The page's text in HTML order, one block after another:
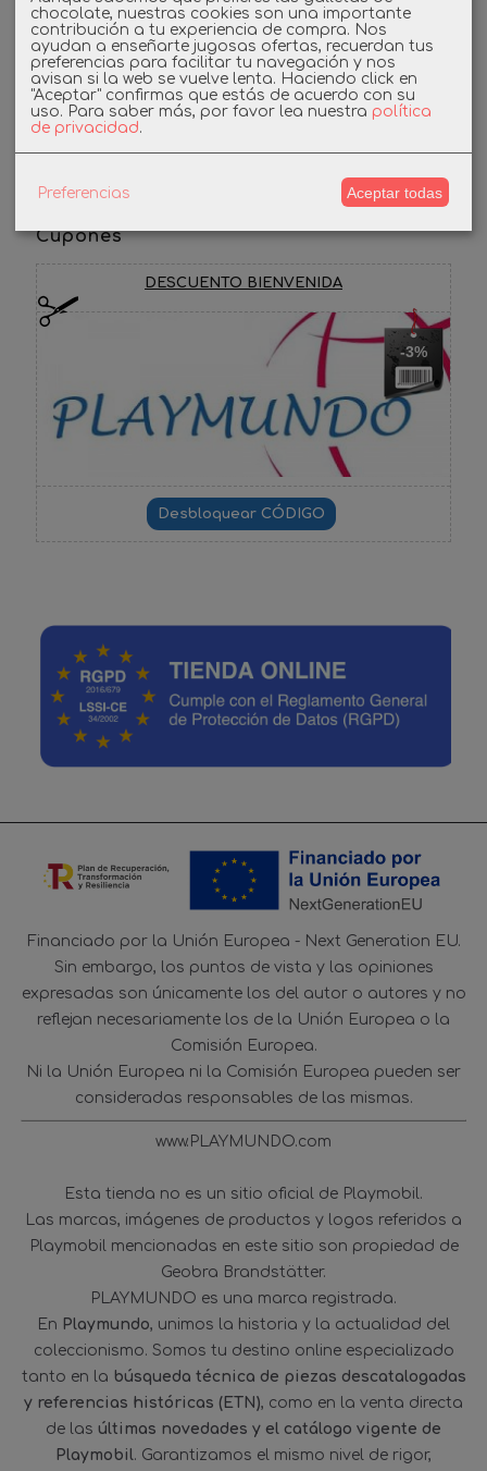
Linkedin
Instagram
Facebook
Cupones
DESCUENTO BIENVENIDA
-3%
Financiado por la Unión Europea - Next Generation EU.
Sin embargo, los puntos de vista y las opiniones
expresadas son únicamente los del autor o autores y no
reflejan necesariamente los de la Unión Europea o la
Comisión Europea.
Ni la Unión Europea ni la Comisión Europea pueden ser
consideradas responsables de las mismas.
www.PLAYMUNDO.com
Esta tienda no es un sitio oficial de Playmobil.
Las marcas, imágenes de productos y logos referidos a
Playmobil mencionadas en este sitio son propiedad de
Geobra Brandstätter.
PLAYMUNDO es una marca registrada.
En Playmundo, unimos la historia y la actualidad del
coleccionismo. Somos tu destino online especializado
tanto en la búsqueda técnica de piezas descatalogadas
y referencias históricas (ETN), como en la venta directa
de las últimas novedades y el catálogo vigente de
Playmobil. Garantizamos el mismo nivel de rigor,
chocolate, nuestras cookies son una importante
contribución a tu experiencia de compra. Nos
ayudan a enseñarte jugosas ofertas, recuerdan tus
preferencias para facilitar tu navegación y nos
avisan si la web se vuelve lenta. Haciendo click en
"Aceptar" confirmas que estás de acuerdo con su
uso. Para saber más, por favor lea nuestra política
de privacidad.
Preferencias Aceptar todas